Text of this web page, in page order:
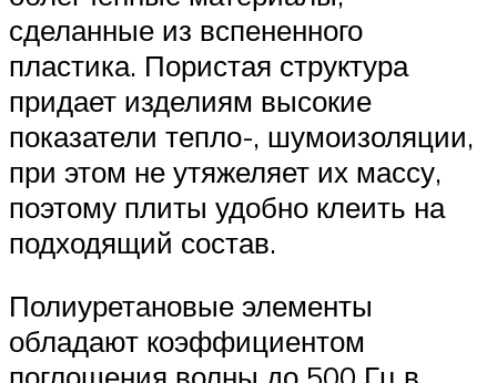
сделанные из вспененного
пластика. Пористая структура
придает изделиям высокие
показатели тепло-, шумоизоляции,
при этом не утяжеляет их массу,
поэтому плиты удобно клеить на
подходящий состав.
Полиуретановые элементы
обладают коэффициентом